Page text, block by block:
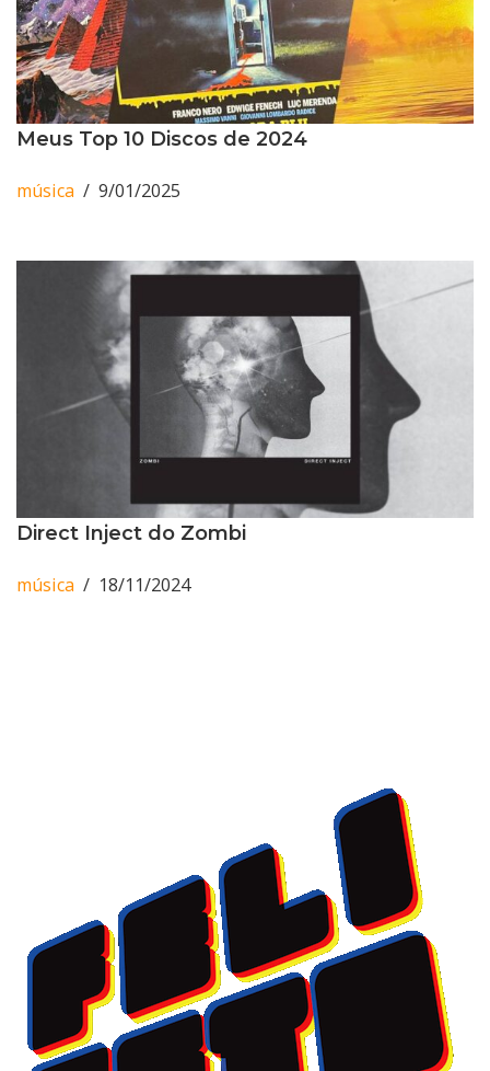
Meus Top 10 Discos de 2024
música 9/01/2025
Direct Inject do Zombi
música 18/11/2024